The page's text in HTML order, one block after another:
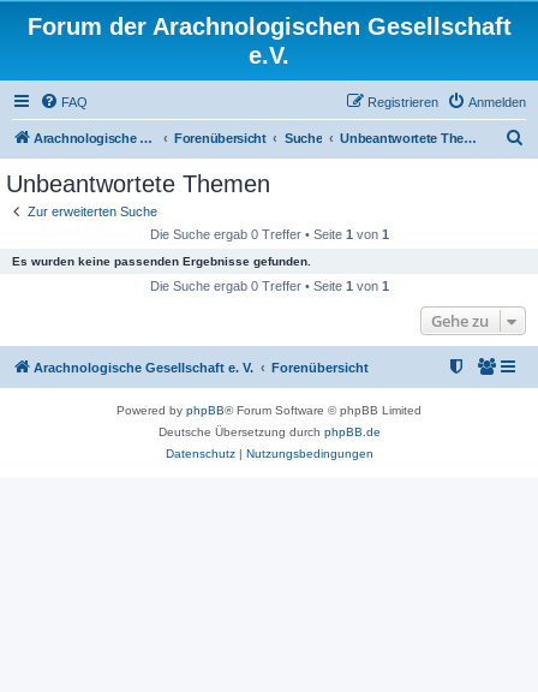
Forum der Arachnologischen Gesellschaft
e.V.
FAQ Anmelden
Registrieren
Arachnologische Gesellschaft e. V. Forenübersicht Suche Unbeantwortete Themen
Unbeantwortete Themen
Zur erweiterten Suche
Die Suche ergab 0 Treffer • Seite 1 von 1
Es wurden keine passenden Ergebnisse gefunden.
Die Suche ergab 0 Treffer • Seite 1 von 1
Gehe zu
Arachnologische Gesellschaft e. V. Forenübersicht
Powered by phpBB® Forum Software © phpBB Limited
Deutsche Übersetzung durch phpBB.de
Datenschutz| Nutzungsbedingungen